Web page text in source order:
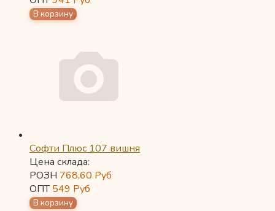
Софти Плюс 107 вишня
Цена склада:
РОЗН 768,60 Руб
ОПТ549 Руб